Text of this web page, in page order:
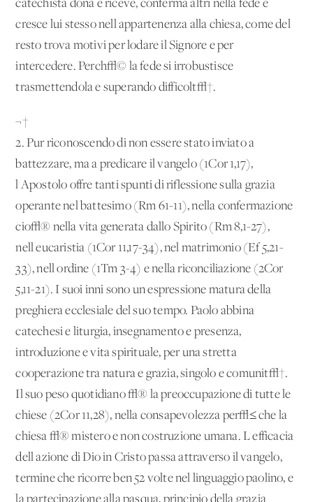
catechista dona e riceve, conferma altri nella fede e
cresce lui stesso nell'appartenenza alla chiesa, come del
resto trova motivi per lodare il Signore e per
intercedere. Perch√© la fede si irrobustisce
trasmettendola e superando difficolt√†.
¬†
2. Pur riconoscendo di non essere stato inviato a
battezzare, ma a predicare il vangelo (1Cor 1,17),
l'Apostolo offre tanti spunti di riflessione sulla grazia
operante nel battesimo (Rm 61-11), nella confermazione
cio√® nella vita generata dallo Spirito (Rm 8,1-27),
nell'eucaristia (1Cor 11,17-34), nel matrimonio (Ef 5,21-
33), nell'ordine (1Tm 3-4) e nella riconciliazione (2Cor
5,11-21). I suoi inni sono un'espressione matura della
preghiera ecclesiale del suo tempo. Paolo abbina
catechesi e liturgia, insegnamento e presenza,
introduzione e vita spirituale, per una stretta
cooperazione tra natura e grazia, singolo e comunit√†.
Il suo peso quotidiano √® la preoccupazione di tutte le
chiese (2Cor 11,28), nella consapevolezza per√≤ che la
chiesa √® mistero e non costruzione umana. L'efficacia
dell'azione di Dio in Cristo passa attraverso il vangelo,
termine che ricorre ben 52 volte nel linguaggio paolino, e
la partecipazione alla pasqua, principio della grazia